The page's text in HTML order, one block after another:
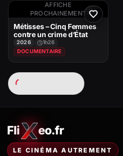
AFFICHE
PROCHAINEMENT
Métisses – Cinq Femmes
contre un crime d’État
2026
1h26
DOCUMENTAIRE
Fli eo.fr
FliXeo.fr
—
Accueil
LE CINÉMA AUTREMENT